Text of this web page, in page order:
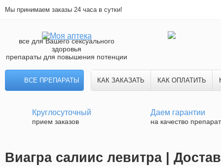
Мы принимаем заказы 24 часа в сутки!
все для Вашего сексуального
здоровья
препараты для повышения потенции
ВСЕ ПРЕПАРАТЫ КАК ЗАКАЗАТЬ КАК ОПЛАТИТЬ
Круглосуточный
прием заказов
Даем гарантии
на качество
Виагра салиис левитра |